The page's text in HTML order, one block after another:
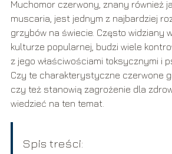
Muchomor czerwony, znany również
muscaria, jest jednym z najbardziej
grzybów na świecie. Często widziany
kulturze popularnej, budzi wiele
z jego właściwościami toksycznymi i
Czy te charakterystyczne czerwone
czy też stanowią zagrożenie dla
wiedzieć na ten temat.
Spis treści: